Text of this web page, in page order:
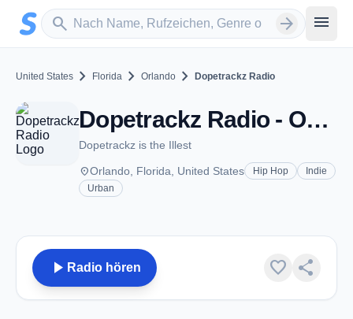
Zum Hauptinhalt springen
search
Sender suchen arrow_forward menu
United States chevron_right Florida chevron_right Orlando chevron_right Dopetrackz Radio
Dopetrackz Radio - Orlando, FL
Dopetrackz is the Illest
placeOrlando, Florida, United States Hip Hop
Indie
Urban
play_arrow Radio hören favorite share